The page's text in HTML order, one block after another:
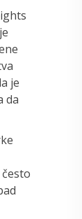
je
da